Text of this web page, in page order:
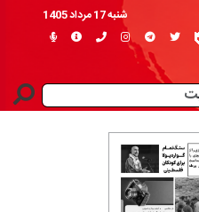
شنبه 17 مرداد 1405